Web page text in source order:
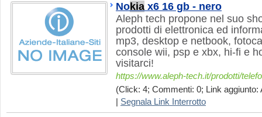
Nokia x6 16 gb - nero
Aleph tech propone nel suo
prodotti di elettronica ed
mp3, desktop e netbook,
console wii, psp e xbx, hi-fi e
visitarci!
https://www.aleph-tech.it/prodotti/
(Click: 4; Commenti: 0; Link aggiunto:
Segnala Link Interrotto